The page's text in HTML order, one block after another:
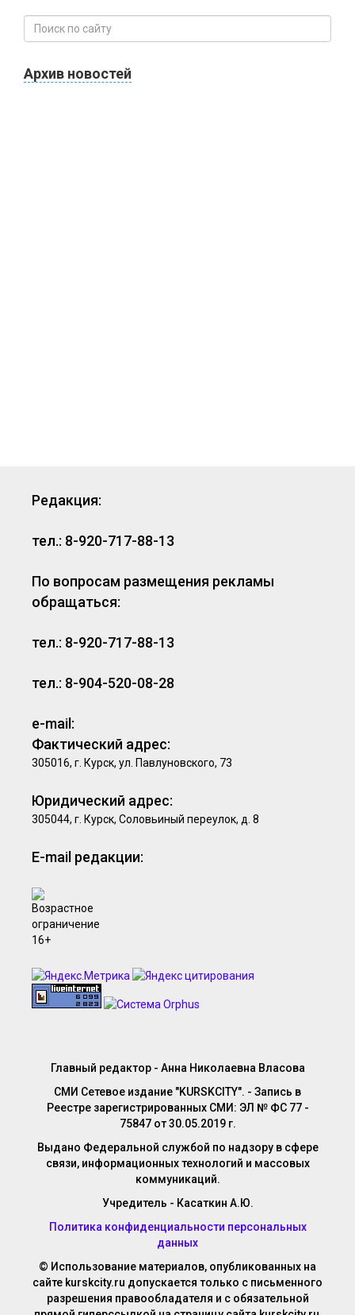
Архив новостей
Редакция:
тел.: 8-920-717-88-13
По вопросам размещения рекламы
обращаться:
тел.: 8-920-717-88-13
тел.: 8-904-520-08-28
e-mail:
Фактический адрес:
305016, г. Курск, ул. Павлуновского, 73
Юридический адрес:
305044, г. Курск, Соловьиный переулок, д. 8
E-mail редакции:
Главный редактор - Анна Николаевна Власова
СМИ Сетевое издание "KURSKCITY". - Запись в
Реестре зарегистрированных СМИ: ЭЛ № ФС 77 -
75847 от 30.05.2019 г.
Выдано Федеральной службой по надзору в сфере
связи, информационных технологий и массовых
коммуникаций.
Учредитель - Касаткин А.Ю.
Политика конфиденциальности персональных
данных
© Использование материалов, опубликованных на
сайте kurskcity.ru допускается только с письменного
разрешения правообладателя и с обязательной